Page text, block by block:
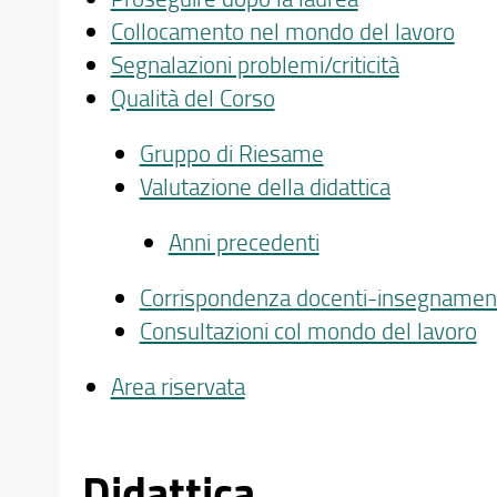
Collocamento nel mondo del lavoro
Segnalazioni problemi/criticità
Qualità del Corso
Gruppo di Riesame
Valutazione della didattica
Anni precedenti
Corrispondenza docenti-
Consultazioni col mondo del lavoro
Area riservata